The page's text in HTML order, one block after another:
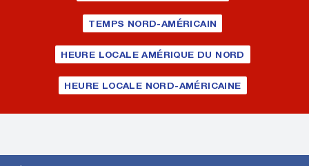
TEMPS NORD-AMÉRICAIN
HEURE LOCALE AMÉRIQUE DU NORD
HEURE LOCALE NORD-AMÉRICAINE